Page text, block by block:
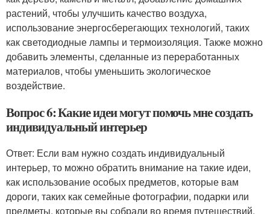
растений, чтобы улучшить качество воздуха,
использование энергосберегающих технологий, таких
как светодиодные лампы и термоизоляция. Также можно
добавить элементы, сделанные из переработанных
материалов, чтобы уменьшить экологическое
воздействие.
Вопрос 6: Какие идеи могут помочь мне создать
индивидуальный интерьер
Ответ: Если вам нужно создать индивидуальный
интерьер, то можно обратить внимание на такие идеи,
как использование особых предметов, которые вам
дороги, таких как семейные фотографии, подарки или
предметы, которые вы собрали во время путешествий.